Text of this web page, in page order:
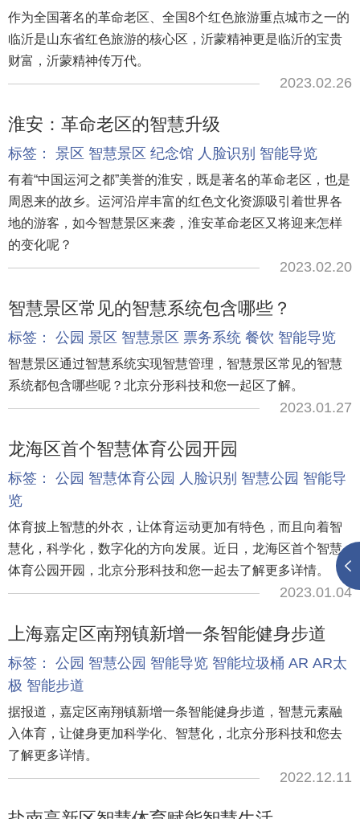
作为全国著名的革命老区、全国8个红色旅游重点城市之一的
临沂是山东省红色旅游的核心区，沂蒙精神更是临沂的宝贵
财富，沂蒙精神传万代。
2023.02.26
淮安：革命老区的智慧升级
标签： 景区 智慧景区 纪念馆 人脸识别 智能导览
有着“中国运河之都”美誉的淮安，既是著名的革命老区，也是
周恩来的故乡。运河沿岸丰富的红色文化资源吸引着世界各
地的游客，如今智慧景区来袭，淮安革命老区又将迎来怎样
的变化呢？
2023.02.20
智慧景区常见的智慧系统包含哪些？
标签： 公园 景区 智慧景区 票务系统 餐饮 智能导览
智慧景区通过智慧系统实现智慧管理，智慧景区常见的智慧
系统都包含哪些呢？北京分形科技和您一起区了解。
2023.01.27
龙海区首个智慧体育公园开园
标签： 公园 智慧体育公园 人脸识别 智慧公园 智能导
览
体育披上智慧的外衣，让体育运动更加有特色，而且向着智
慧化，科学化，数字化的方向发展。近日，龙海区首个智慧
体育公园开园，北京分形科技和您一起去了解更多详情。
2023.01.04
上海嘉定区南翔镇新增一条智能健身步道
标签： 公园 智慧公园 智能导览 智能垃圾桶 AR AR太
极 智能步道
据报道，嘉定区南翔镇新增一条智能健身步道，智慧元素融
入体育，让健身更加科学化、智慧化，北京分形科技和您去
了解更多详情。
2022.12.11